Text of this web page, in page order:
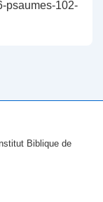
psaumes-102-
Biblique de